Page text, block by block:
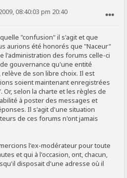
08:40:03 pm 20:40
"confusion" il s'agit et que
aurions été honorés que "Naceur"
l'administration des forums celle-ci
gouvernance qu'une entité
de son libre choix. Il est
soient maintenant enregistrées
selon la charte et les règles de
à poster des messages et
Il s'agit d'une situation
de ces forums n'ont jamais
l'ex-modérateur pour toute
et qui à l'occasion, ont, chacun,
disposait d'une adresse où il